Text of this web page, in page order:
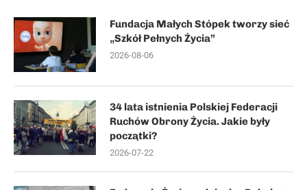
Fundacja Małych Stópek tworzy sieć
„Szkół Pełnych Życia”
2026-08-06
34 lata istnienia Polskiej Federacji
Ruchów Obrony Życia. Jakie były
początki?
2026-07-22